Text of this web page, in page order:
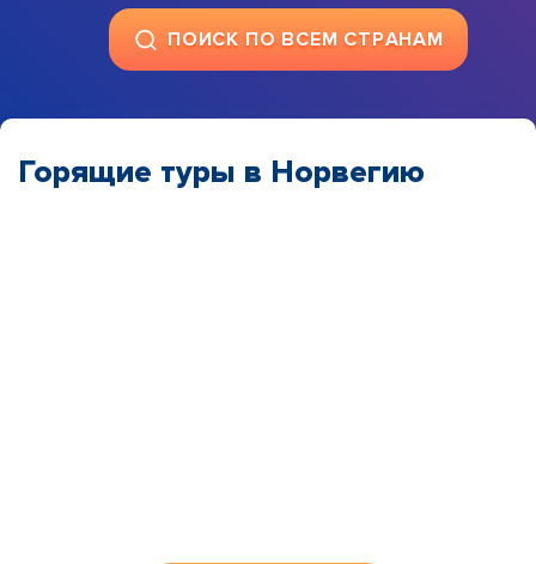
ПОИСК ПО ВСЕМ СТРАНАМ
Горящие туры в Норвегию